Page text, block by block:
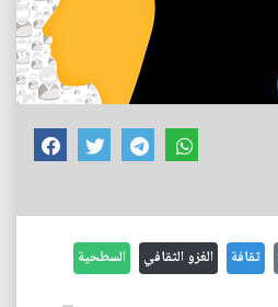
ثقافة الغزو الثقافي السطحية